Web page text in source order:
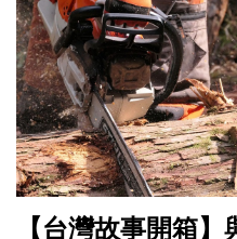
【台灣故事開箱